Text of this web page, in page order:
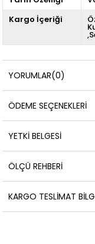
Kargo İçeriği
YORUMLAR(0)
ÖDEME SEÇENEKLERI
YETKİ BELGESİ
ÖLÇÜ REHBERI
KARGO TESLIMAT